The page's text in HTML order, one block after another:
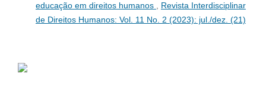
educação em direitos humanos , Revista Interdisciplinar
de Direitos Humanos: Vol. 11 No. 2 (2023): jul./dez. (21)